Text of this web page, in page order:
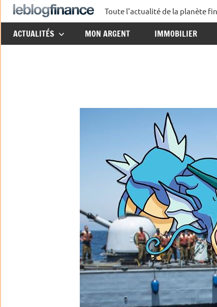
Aller
au
contenu
Le
Blog
Toute l'actualité de la planète
ACTUALITÉS MON ARGENT IMMOBILIER